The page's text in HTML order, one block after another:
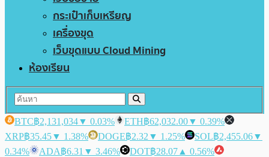
กระเป๋าเก็บเหรียญ
เครื่องขุด
เว็บขุดแบบ Cloud Mining
ห้องเรียน
BTC฿2,131,034▼ 0.03% ETH฿62,032.00▼ 0.39%
XRP฿35.45▼ 1.38% DOGE฿2.32 ▼ 1.25% SOL฿2,455.06▼
0.34%
ADA฿6.31 ▼ 3.46% DOT฿28.07 ▲ 0.56%